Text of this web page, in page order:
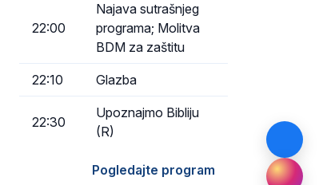
22:00
Najava sutrašnjeg
programa; Molitva
BDM za zaštitu
22:10 Glazba
22:30
Upoznajmo Bibliju
(R)
Pogledajte program